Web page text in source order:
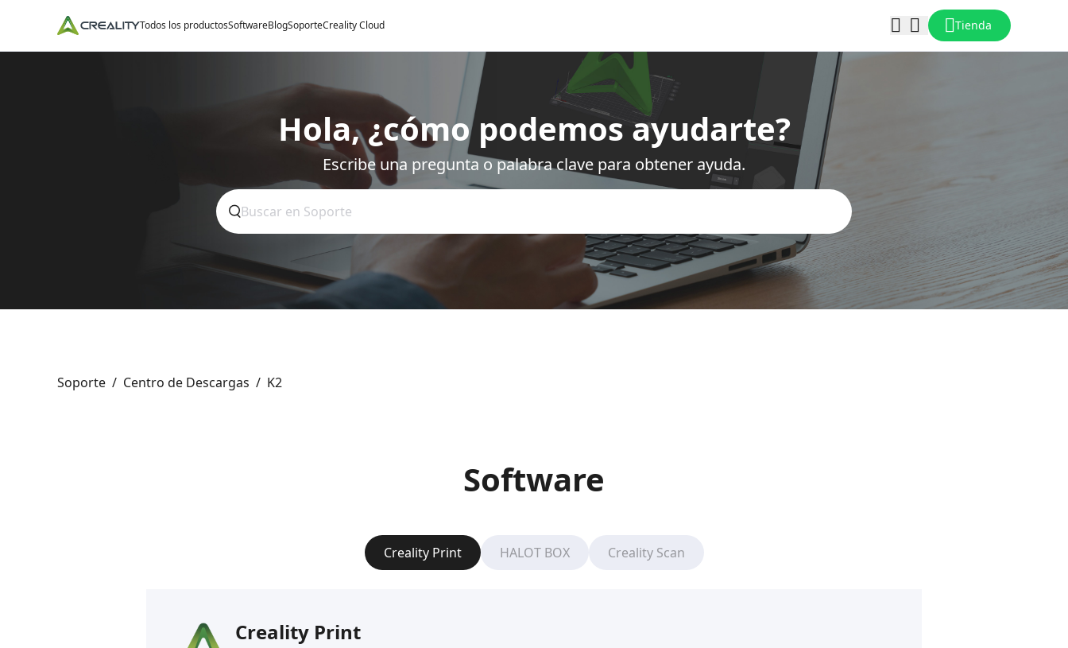
Todos los productosSoftwareBlogSoporteCreality Cloud Tienda
Hola, ¿cómo podemos ayudarte?
Escribe una pregunta o palabra clave para obtener ayuda.
Soporte / Centro de Descargas / K2
Software
Creality Print HALOT BOX Creality Scan
Creality Print